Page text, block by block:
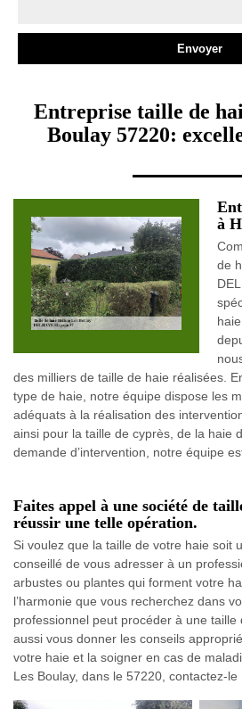
Entreprise taille de
Boulay 57220:
à
de
des milliers de taille de haie réalisées.
type de haie, notre équipe dispose les
adéquats à la réalisation des
ainsi pour la taille de cyprès, de la haie
demande d’intervention, notre équipe
Faites appel à une société de
réussir une telle opération.
Si voulez que la taille de votre haie soit
conseillé de vous adresser à un
arbustes ou plantes qui forment votre
l’harmonie que vous recherchez dans
professionnel peut procéder à une
aussi vous donner les conseils
votre haie et la soigner en cas de
Les Boulay, dans le 57220, contactez-le